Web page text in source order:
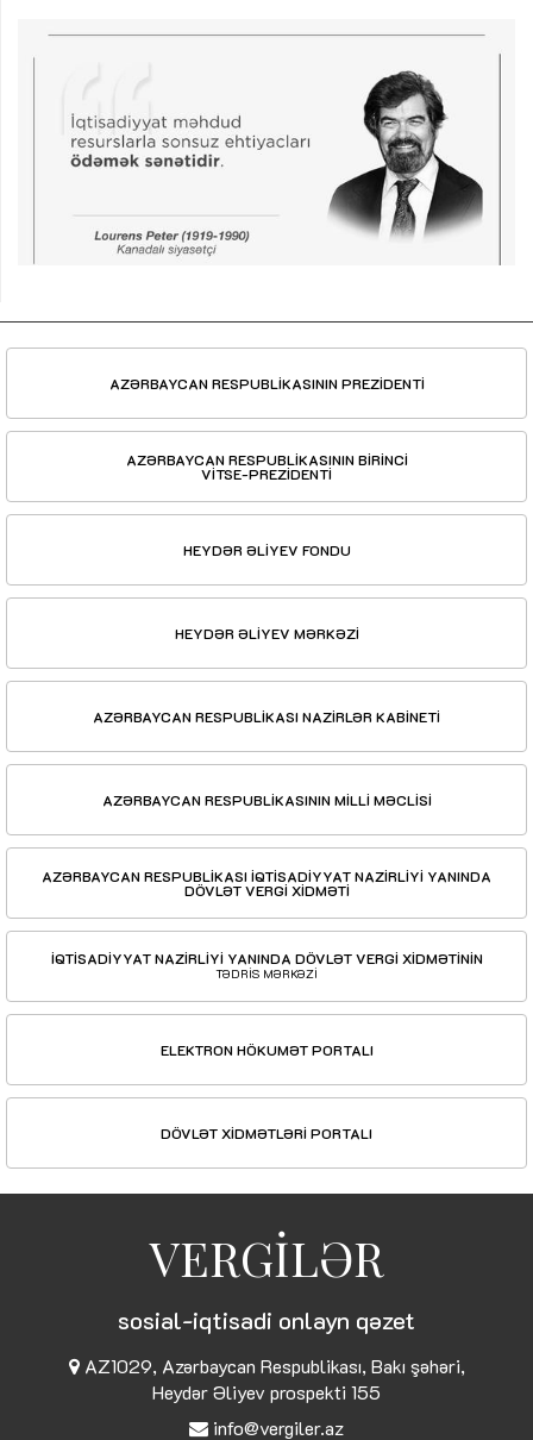
AZƏRBAYCAN RESPUBLİKASININ PREZİDENTİ
AZƏRBAYCAN RESPUBLİKASININ BİRİNCİ
VİTSE-PREZİDENTİ
HEYDƏR ƏLİYEV FONDU
HEYDƏR ƏLİYEV MƏRKƏZİ
AZƏRBAYCAN RESPUBLİKASI NAZİRLƏR KABİNETİ
AZƏRBAYCAN RESPUBLİKASININ MİLLİ MƏCLİSİ
AZƏRBAYCAN RESPUBLİKASI İQTİSADİYYAT NAZİRLİYİ YANINDA
DÖVLƏT VERGİ XİDMƏTİ
İQTİSADİYYAT NAZİRLİYİ YANINDA DÖVLƏT VERGİ XİDMƏTİNİN
TƏDRİS MƏRKƏZİ
ELEKTRON HÖKUMƏT PORTALI
DÖVLƏT XİDMƏTLƏRİ PORTALI
VERGİLƏR
sosial-iqtisadi onlayn qəzet
AZ1029, Azərbaycan Respublikası, Bakı şəhəri,
Heydər Əliyev prospekti 155
info@vergiler.az